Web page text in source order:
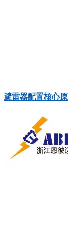
避雷器配置核心